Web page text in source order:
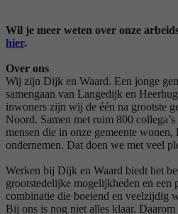
Wil je meer weten over onze
hier.
Over ons
Wij zijn Dijk en Waard. Een jonge
samengaan van Langedijk en
inwoners zijn wij de één na grootste
Noord. Samen met ruim 800
mensen die in onze gemeente wonen,
ondernemen. Dat doen we met veel
Werken bij Dijk en Waard biedt het
grootstedelijke mogelijkheden en een
combinatie die boeiend en veelzijdig
Bij ons is nog niet alles klaar.